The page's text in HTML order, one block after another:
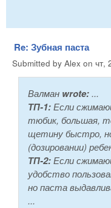
Re: Зубная паста
Submitted by Alex on чт,
Валман wrote: ...
ТП-1:Если
тюбик, большая,
щетину быстро,
(дозировании)
ТП-2:Если
удобство
но паста
...